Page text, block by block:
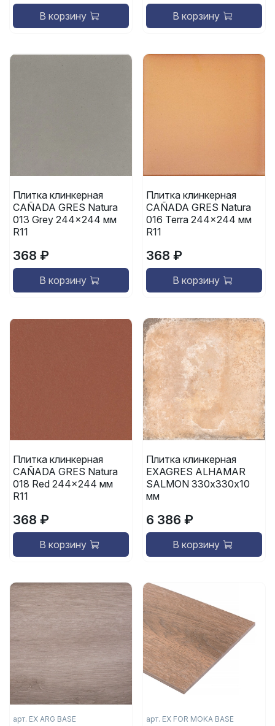
В корзину В корзину
Плитка клинкерная
CAÑADA GRES Natura
013 Grey 244x244 мм
R11
368 ₽
В корзину
Плитка клинкерная
CAÑADA GRES Natura
016 Terra 244x244 мм
R11
368 ₽
В корзину
Плитка клинкерная
CAÑADA GRES Natura
018 Red 244x244 мм
R11
368 ₽
В корзину
Плитка клинкерная
EXAGRES ALHAMAR
SALMON 330х330х10
мм
6 386 ₽
В корзину
арт. EX ARG BASE арт. EX FOR MOKA BASE